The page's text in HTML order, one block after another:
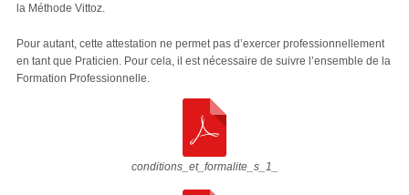
la Méthode Vittoz.
Pour autant, cette attestation ne permet pas d’exercer professionnellement
en tant que Praticien. Pour cela, il est nécessaire de suivre l’ensemble de la
Formation Professionnelle.
conditions_et_formalite_s_1_